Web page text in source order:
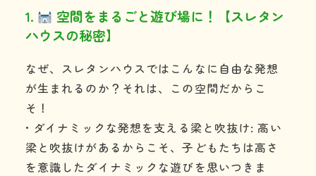
1.
空間をまるごと遊び場に！【スレタン
ハウスの秘密】
なぜ、スレタンハウスではこんなに自由な発想
が生まれるのか？それは、この空間だからこ
そ！
• ダイナミックな発想を支える梁と吹抜け: 高い
梁と吹抜けがあるからこそ、子どもたちは高さ
を意識したダイナミックな遊びを思いつきま